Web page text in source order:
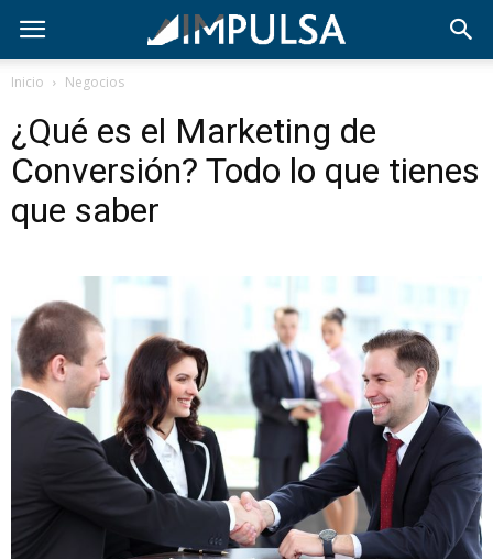
Inicio Negocios
¿Qué es el Marketing de
Conversión? Todo lo que tienes
que saber